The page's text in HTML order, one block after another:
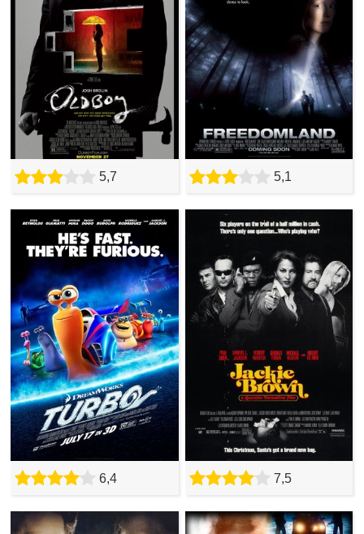
5,7 5,1
6,4 7,5